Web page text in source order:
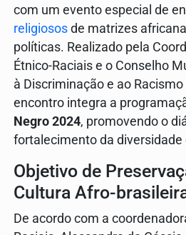
com um evento especial de
religiosos de matrizes
políticas. Realizado pela
Étnico-Raciais e o Conselho
à Discriminação e ao Racismo
encontro integra a
Negro 2024, promovendo o
fortalecimento da diversidade
Objetivo de
Cultura Afro-
De acordo com a